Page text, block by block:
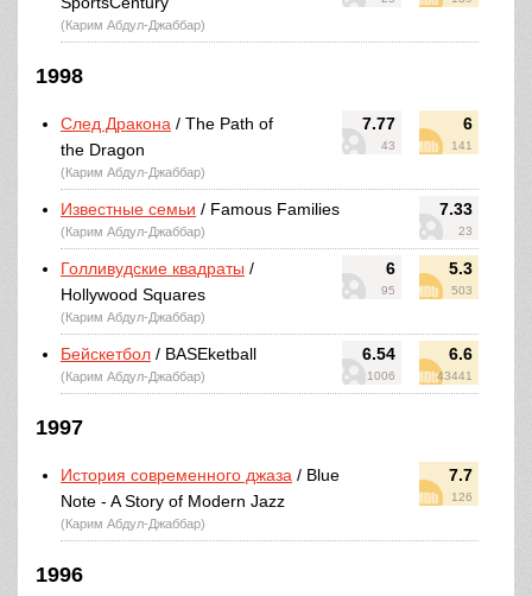
(Карим Абдул-Джаббар)
1998
7.77
43
6
141
След Дракона / The Path of
the Dragon
(Карим Абдул-Джаббар)
7.33
23
Известные семьи / Famous Families
(Карим Абдул-Джаббар)
6
95
5.3
503
Голливудские квадраты /
Hollywood Squares
(Карим Абдул-Джаббар)
6.54
1006
6.6
43441
Бейскетбол / BASEketball
(Карим Абдул-Джаббар)
1997
7.7
126
История современного джаза / Blue
Note - A Story of Modern Jazz
(Карим Абдул-Джаббар)
1996